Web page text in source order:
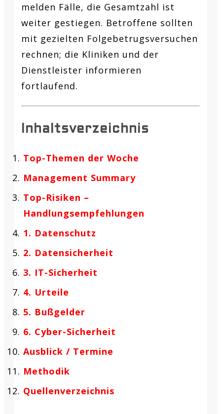
melden Fälle, die Gesamtzahl ist
weiter gestiegen. Betroffene sollten
mit gezielten Folgebetrugsversuchen
rechnen; die Kliniken und der
Dienstleister informieren
fortlaufend.
Inhaltsverzeichnis
Top-Themen der Woche
Management Summary
Top-Risiken –
Handlungsempfehlungen
1. Datenschutz
2. Datensicherheit
3. IT-Sicherheit
4. Urteile
5. Bußgelder
6. Cyber-Sicherheit
Ausblick / Termine
Methodik
Quellenverzeichnis